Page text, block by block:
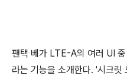
팬택 베가 LTE-A의 여러 UI 중
라는 기능을 소개한다. '시크릿